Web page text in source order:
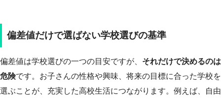
偏差値だけで選ばない学校選びの基準
偏差値は学校選びの一つの目安ですが、 それだけで決めるのは
危険です。お子さんの性格や興味、将来の目標に合った学校を
選ぶことが、充実した高校生活につながります。例えば、自由